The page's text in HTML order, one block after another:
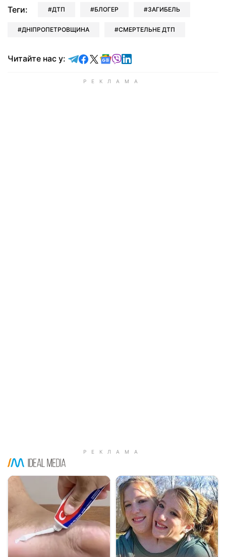
Теги: ДТП БЛОГЕР ЗАГИБЕЛЬ
ДНІПРОПЕТРОВЩИНА СМЕРТЕЛЬНЕ ДТП
Читайте нас у: Читайте у Telegram
Читайте у Facebook
Читайте у X
Читайте у Google news
Читайте у Viber
Читайте у LinkedIn